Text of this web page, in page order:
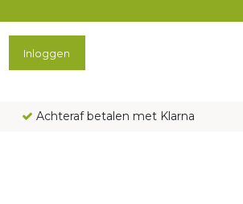
Inloggen
Achteraf betalen met Klarna